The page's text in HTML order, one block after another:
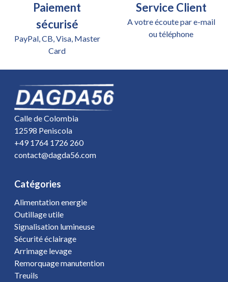
Paiement
sécurisé
PayPal, CB, Visa, Master
Card
Service Client
A votre écoute par e-mail
ou téléphone
Calle de Colombia
12598 Peniscola
+49 1764 1726 260
contact@dagda56.com
Catégories
Alimentation energie
Outillage utile
Signalisation lumineuse
Sécurité éclairage
Arrimage levage
Remorquage manutention
Treuils